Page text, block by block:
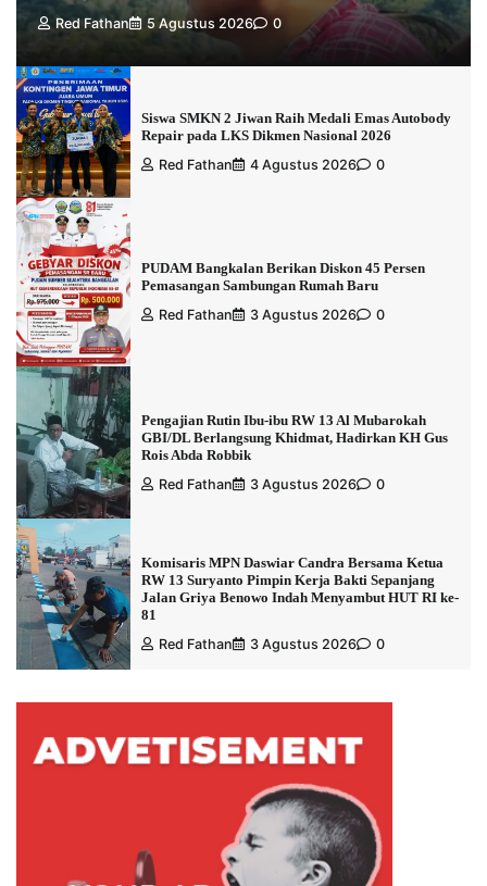
Red Fathan 5 Agustus 2026 0
Siswa SMKN 2 Jiwan Raih Medali Emas Autobody
Repair pada LKS Dikmen Nasional 2026
Red Fathan
4 Agustus 2026 0
PUDAM Bangkalan Berikan Diskon 45 Persen
Pemasangan Sambungan Rumah Baru
Red Fathan
3 Agustus 2026 0
Pengajian Rutin Ibu-ibu RW 13 Al Mubarokah
GBI/DL Berlangsung Khidmat, Hadirkan KH Gus
Rois Abda Robbik
Red Fathan
3 Agustus 2026 0
Komisaris MPN Daswiar Candra Bersama Ketua
RW 13 Suryanto Pimpin Kerja Bakti Sepanjang
Jalan Griya Benowo Indah Menyambut HUT RI ke-
81
Red Fathan
3 Agustus 2026 0